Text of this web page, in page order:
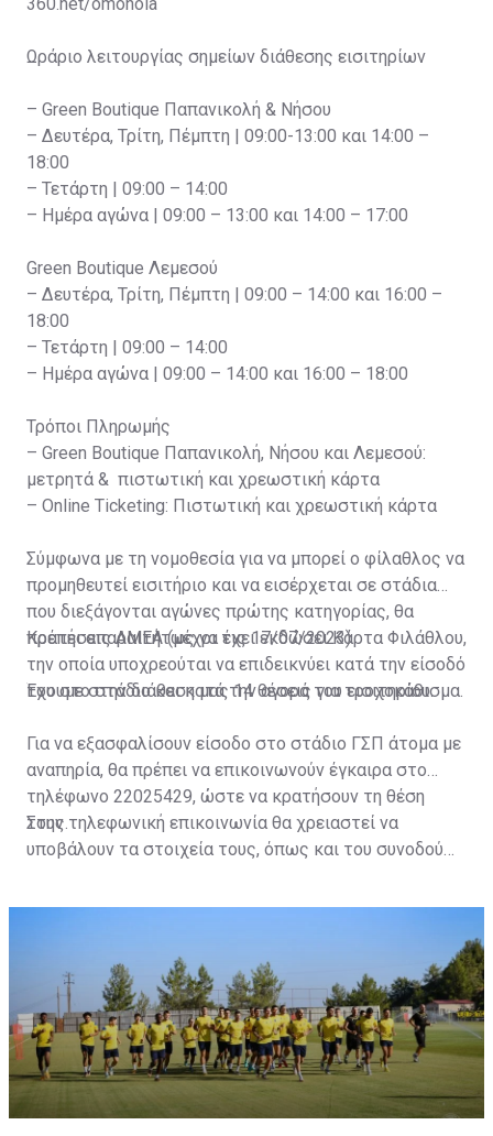
Ωράριο λειτουργίας σημείων διάθεσης εισιτηρίων
– Green Boutique Παπανικολή & Νήσου
– Δευτέρα, Τρίτη, Πέμπτη | 09:00-13:00 και 14:00 –
18:00
– Τετάρτη | 09:00 – 14:00
– Ημέρα αγώνα | 09:00 – 13:00 και 14:00 – 17:00
Green Boutique Λεμεσού
– Δευτέρα, Τρίτη, Πέμπτη | 09:00 – 14:00 και 16:00 –
18:00
– Τετάρτη | 09:00 – 14:00
– Ημέρα αγώνα | 09:00 – 14:00 και 16:00 – 18:00
Τρόποι Πληρωμής
– Green Boutique Παπανικολή, Νήσου και Λεμεσού:
μετρητά & πιστωτική και χρεωστική κάρτα
– Online Ticketing: Πιστωτική και χρεωστική κάρτα
Σύμφωνα με τη νομοθεσία για να μπορεί ο φίλαθλος να
προμηθευτεί εισιτήριο και να εισέρχεται σε στάδια
που διεξάγονται αγώνες πρώτης κατηγορίας, θα
πρέπει απαραιτήτως να έχει εκδώσει Κάρτα Φιλάθλου,
την οποία υποχρεούται να επιδεικνύει κατά την είσοδό
του στο στάδιο και κατά την αγορά του εισιτηρίου.
Κρατήσεις ΑΜΕΑ (μέχρι τις 17/07/2023)
Έχουμε στην διάθεση μας 14 θέσεις για τροχοκάθισμα.
Για να εξασφαλίσουν είσοδο στο στάδιο ΓΣΠ άτομα με
αναπηρία, θα πρέπει να επικοινωνούν έγκαιρα στο
τηλέφωνο 22025429, ώστε να κρατήσουν τη θέση
τους.
Στην τηλεφωνική επικοινωνία θα χρειαστεί να
υποβάλουν τα στοιχεία τους, όπως και του συνοδού
ονοματεπώνυμο, αριθμός πινακίδας αυτοκινήτου,